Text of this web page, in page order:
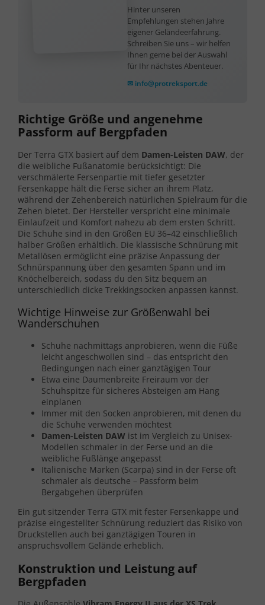
Hinter unseren
Empfehlungen stehen Jahre
eigener Geländeerfahrung.
Schreiben Sie uns – wir helfen
Ihnen gerne bei der Auswahl
für Ihr nächstes Abenteuer.
✉ info@protreksport.de
Richtige Größe und angenehme
Passform auf Bergpfaden
Der Terra GTX basiert auf dem Damen-Leisten DAW, der
die weibliche Fußanatomie berücksichtigt: Die
verschmälerte Fersenpartie mit tiefer gesetzter
Fersenkappe hält die Ferse sicher an ihrem Platz,
während der Zehenbereich natürlichen Spielraum für die
Zehen bietet. Der Hersteller verspricht eine minimale
Einlaufzeit und Komfort nahezu ab dem ersten Schritt.
Die Schuhe sind in den Größen EU 36–42 einschließlich
halber Größen erhältlich. Die klassische Schnürung mit
Metallösen ermöglicht eine präzise Anpassung der
Schnürspannung über den gesamten Spann und im
Knöchelbereich, sodass du den Sitz bequem an
unterschiedlich dicke Trekkingsocken anpassen kannst.
Wichtige Hinweise zur Größenwahl bei
Wanderschuhen
Schuhe nachmittags anprobieren, wenn die Füße
leicht angeschwollen sind – das entspricht den
Bedingungen nach einer ganztägigen Tour
Etwa eine Daumenbreite Freiraum vor der
Schuhspitze für sicheres Absteigen am Hang
einplanen
Immer mit den Socken anprobieren, mit denen du
die Schuhe verwenden möchtest
Damen-Leisten DAW ist im Vergleich zu Unisex-
Modellen schmaler in der Ferse und an die
weibliche Fußlänge angepasst
Italienische Marken (Scarpa) sind in der Ferse oft
schmaler als deutsche – Passform beim
Bergabgehen überprüfen
Ein gut sitzender Terra GTX mit fester Fersenkappe und
präzise eingestellter Schnürung reduziert das Risiko von
Druckstellen auch bei ganztägigen Touren in
anspruchsvollem Gelände erheblich.
Konstruktion und Leistung auf
Bergpfaden